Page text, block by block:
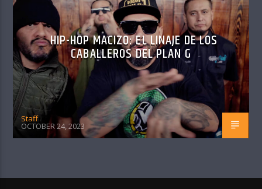
HIP-HOP MACIZO: EL LINAJE DE LOS
CABALLEROS DEL PLAN G
Staff
OCTOBER 24, 2023